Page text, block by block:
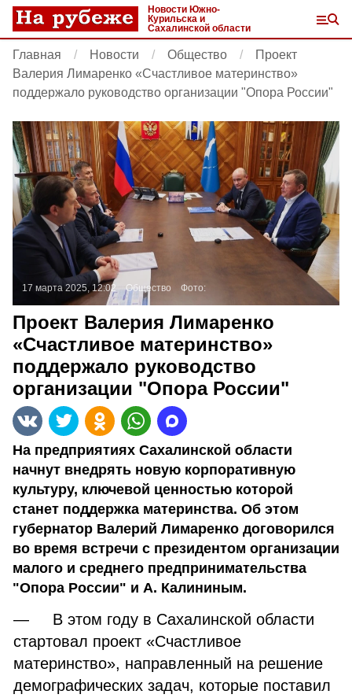
Новости Южно-
Курильска и
Сахалинской области
Главная Новости Общество
Проект
Валерия Лимаренко «Счастливое материнство»
поддержало руководство организации "Опора России"
17 марта 2025, 12:02 Общество Фото:
Проект Валерия Лимаренко
«Счастливое материнство»
поддержало руководство
организации "Опора России"
На предприятиях Сахалинской области
начнут внедрять новую корпоративную
культуру, ключевой ценностью которой
станет поддержка материнства. Об этом
губернатор Валерий Лимаренко договорился
во время встречи с президентом организации
малого и среднего предпринимательства
"Опора России" и А. Калининым.
— В этом году в Сахалинской области
стартовал проект «Счастливое
материнство», направленный на решение
демографических задач, которые поставил